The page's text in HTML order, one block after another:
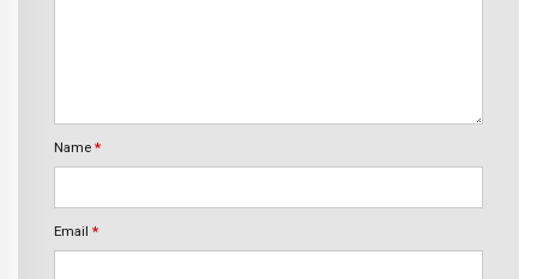
Name *
Email *